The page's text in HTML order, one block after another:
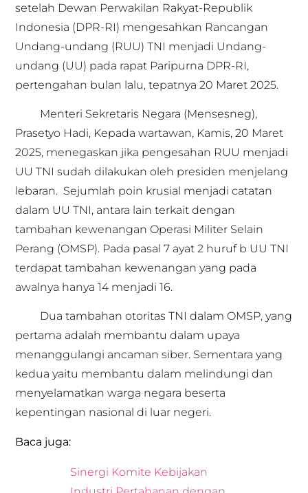
setelah Dewan Perwakilan Rakyat-Republik
Indonesia (DPR-RI) mengesahkan Rancangan
Undang-undang (RUU) TNI menjadi Undang-
undang (UU) pada rapat Paripurna DPR-RI,
pertengahan bulan lalu, tepatnya 20 Maret 2025.
Menteri Sekretaris Negara (Mensesneg),
Prasetyo Hadi, Kepada wartawan, Kamis, 20 Maret
2025, menegaskan jika pengesahan RUU menjadi
UU TNI sudah dilakukan oleh presiden menjelang
lebaran. Sejumlah poin krusial menjadi catatan
dalam UU TNI, antara lain terkait dengan
tambahan kewenangan Operasi Militer Selain
Perang (OMSP). Pada pasal 7 ayat 2 huruf b UU TNI
terdapat tambahan kewenangan yang pada
awalnya hanya 14 menjadi 16.
Dua tambahan otoritas TNI dalam OMSP, yang
pertama adalah membantu dalam upaya
menanggulangi ancaman siber. Sementara yang
kedua yaitu membantu dalam melindungi dan
menyelamatkan warga negara beserta
kepentingan nasional di luar negeri.
Baca juga:
Sinergi Komite Kebijakan